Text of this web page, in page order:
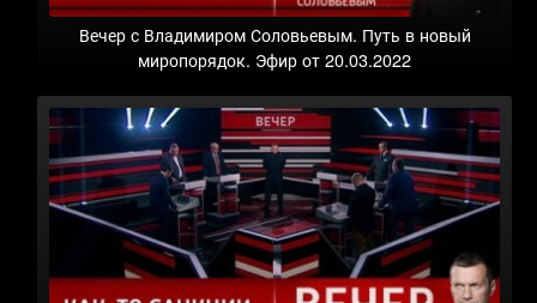
Вечер с Владимиром Соловьевым. Путь в новый
миропорядок. Эфир от 20.03.2022